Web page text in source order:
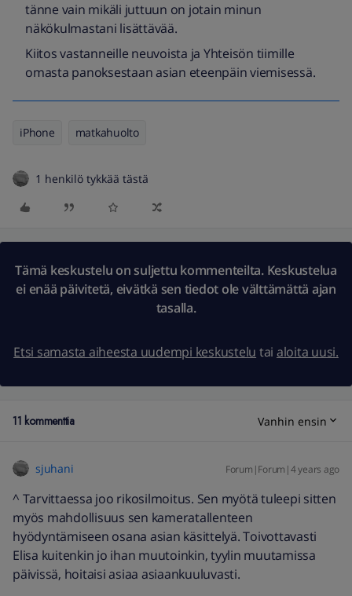
tänne vain mikäli juttuun on jotain minun
näkökulmastani lisättävää.
Kiitos vastanneille neuvoista ja Yhteisön tiimille
omasta panoksestaan asian eteenpäin viemisessä.
iPhone matkahuolto
1 henkilö tykkää tästä
Tämä keskustelu on suljettu kommenteilta. Keskustelua
ei enää päivitetä, eivätkä sen tiedot ole välttämättä ajan
tasalla.
Etsi samasta aiheesta uudempi keskustelu tai aloita uusi.
11 kommenttia Vanhin ensin
sjuhani Forum|Forum|4 years ago
^ Tarvittaessa joo rikosilmoitus. Sen myötä tuleepi sitten
myös mahdollisuus sen kameratallenteen
hyödyntämiseen osana asian käsittelyä. Toivottavasti
Elisa kuitenkin jo ihan muutoinkin, tyylin muutamissa
päivissä, hoitaisi asiaa asiaankuuluvasti.